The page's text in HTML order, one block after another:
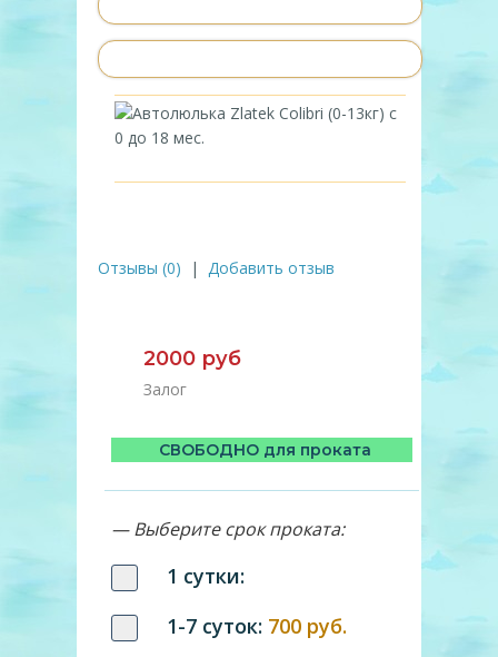
Отзывы (0) | Добавить отзыв
2000 руб
Залог
СВОБОДНО для проката
— Выберите срок проката:
1 сутки:
1-7 суток: 700 руб.